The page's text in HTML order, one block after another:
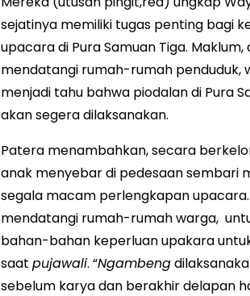
sejatinya memiliki tugas penting bagi
upacara di Pura Samuan Tiga. Maklum,
mendatangi rumah-rumah penduduk,
menjadi tahu bahwa piodalan di Pura
akan segera dilaksanakan.
Patera menambahkan, secara
anak menyebar di pedesaan sembari
segala macam perlengkapan
mendatangi rumah-rumah warga,
bahan-bahan keperluan upakara
saat pujawali. “Ngambeng
sebelum karya dan berakhir delapan